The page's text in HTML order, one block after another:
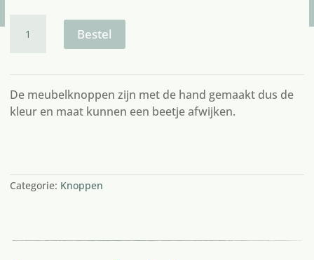
meubelknop
goud
gehamerd
Bestel
De meubelknoppen zijn met de hand gemaakt dus de
kleur en maat kunnen een beetje afwijken.
Categorie: Knoppen